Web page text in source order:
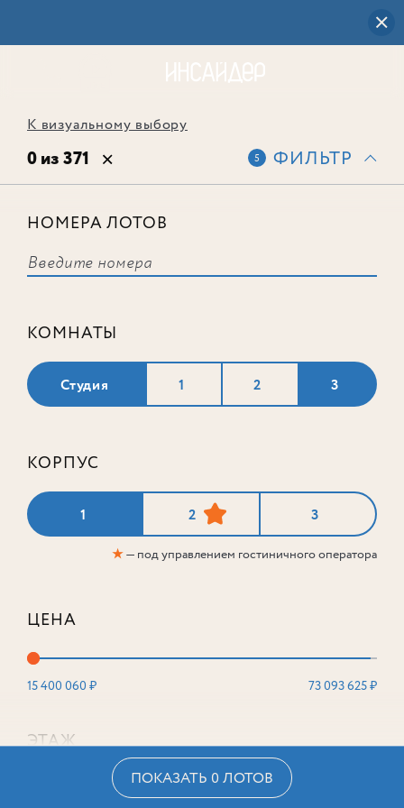
К визуальному выбору
0 из 371 5 ФИЛЬТР
НОМЕРА ЛОТОВ
КОМНАТЫ
Студия 1 2 3
КОРПУС
1 2 3
★— под управлением гостиничного оператора
ЦЕНА
15 400 060 ₽ 73 093 625 ₽
ЭТАЖ
ПОКАЗАТЬ 0 ЛОТОВ
соответствует ни одного лота